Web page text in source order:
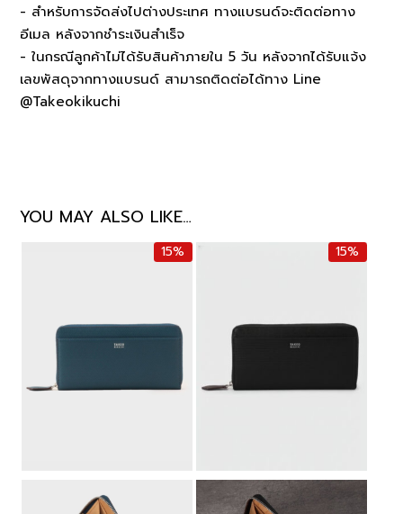
- สำหรับการจัดส่งไปต่างประเทศ ทางแบรนด์จะติดต่อทาง
อีเมล หลังจากชำระเงินสำเร็จ
- ในกรณีลูกค้าไม่ได้รับสินค้าภายใน 5 วัน หลังจากได้รับแจ้ง
เลขพัสดุจากทางแบรนด์ สามารถติดต่อได้ทาง Line
@Takeokikuchi
YOU MAY ALSO LIKE…
15% 15%